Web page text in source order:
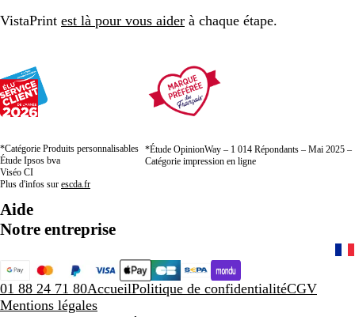
VistaPrint est là pour vous aider à chaque étape.
*Catégorie Produits personnalisables
Étude Ipsos bva
Viséo CI
Plus d'infos sur escda.fr
*Étude OpinionWay – 1 014 Répondants – Mai 2025 –
Catégorie impression en ligne
Aide
Notre entreprise
01 88 24 71 80AccueilPolitique de confidentialitéCGV
Mentions légales